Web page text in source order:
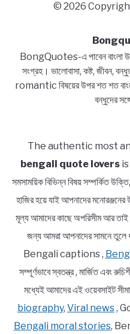
© 2026
BongQuotes-এ পাবেন বাংলা
সংগ্রহ। ভালোবাসা, কষ্ট,
romantic বিষয়ের উপর শত শত
বন্ধুদের
The authentic most
bengali quote loversis
সমসাময়িক বিভিন্ন বিষয় সম্পর্কিত
হাজির হয়ে যাই আপনাদের
মূল্য আমাদের কাছে অপরিসীম আর তাই
জন্য আমরা আপনাদের সামনে
Bengali captions ,
সম্পূর্ণভাবে স্বতন্ত্র , মার্জিত এবং
মধ্যেই আমাদের এই ওয়েবসাইট
biography, Viral news,
Bengali moral stories,